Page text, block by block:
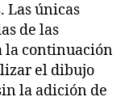
Las únicas
de las
la continuación
el dibujo
la adición de